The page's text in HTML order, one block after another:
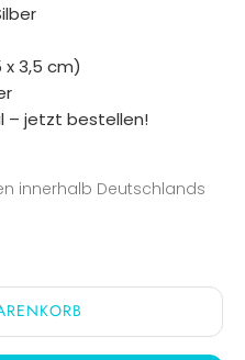
x 3,5 cm)
– jetzt bestellen!
innerhalb Deutschlands